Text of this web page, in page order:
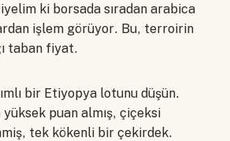
ki borsada sıradan arabica
işlem görüyor. Bu, terroirin
taban fiyat.
bir Etiyopya lotunu düşün.
yüksek puan almış, çiçeksi
tek kökenli bir çekirdek.